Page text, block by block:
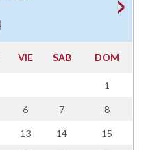
VIE SAB DOM
1
6 7 8
13 14 15